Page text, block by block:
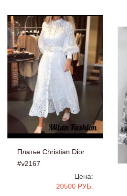
Платье Christian Dior
#v2167
Цена:
20500 РУБ.